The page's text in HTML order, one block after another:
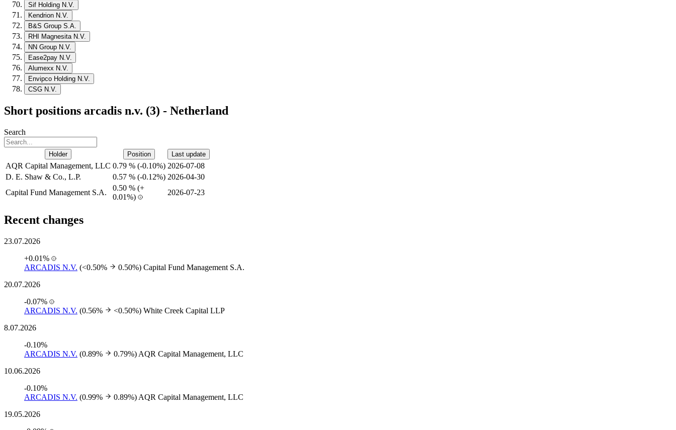
Sif Holding N.V.
Kendrion N.V.
B&S Group S.A.
RHI Magnesita N.V.
NN Group N.V.
Ease2pay N.V.
Alumexx N.V.
Envipco Holding N.V.
CSG N.V.
Short positions arcadis n.v. (3) - Netherland
Search
Holder Position Last update
AQR Capital Management, LLC 0.79 % (-0.10%) 2026-07-08
D. E. Shaw & Co., L.P.
0.57 % (-0.12%) 2026-04-30
Capital Fund Management S.A.
0.50 % (+
0.01%)
2026-07-23
Recent changes
23.07.2026
+0.01%
ARCADIS N.V. (<0.50% 0.50%) Capital Fund Management S.A.
20.07.2026
-0.07%
ARCADIS N.V. (0.56% <0.50%) White Creek Capital LLP
8.07.2026
-0.10%
ARCADIS N.V. (0.89% 0.79%) AQR Capital Management, LLC
10.06.2026
-0.10%
ARCADIS N.V. (0.99% 0.89%) AQR Capital Management, LLC
19.05.2026